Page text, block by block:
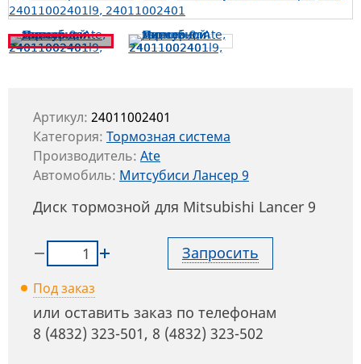
Артикул: 24011002401
Категория: Тормозная система
Производитель: Ate
Автомобиль: Митсубиси Лансер 9
Диск тормозной для Mitsubishi Lancer 9
Запросить
Под заказ
или оставить заказ по телефонам
8 (4832) 323-501, 8 (4832) 323-502